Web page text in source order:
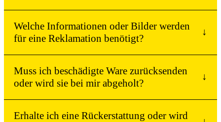
Welche Informationen oder Bilder werden
für eine Reklamation benötigt?
↓
Muss ich beschädigte Ware zurücksenden
oder wird sie bei mir abgeholt?
↓
Erhalte ich eine Rückerstattung oder wird